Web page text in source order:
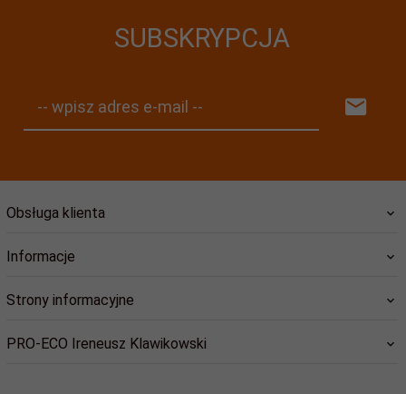
SUBSKRYPCJA
-- wpisz adres e-mail --
Obsługa klienta
Informacje
Strony informacyjne
PRO-ECO Ireneusz Klawikowski